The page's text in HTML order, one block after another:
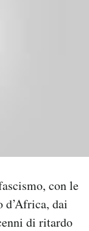
con le
d’Africa, dai
di ritardo